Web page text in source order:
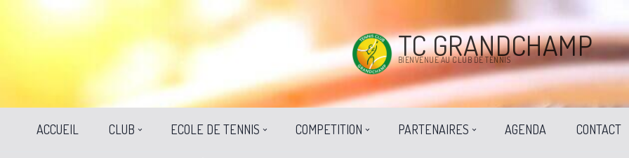
TC GRANDCHAMP
BIENVENUE AU CLUB DE TENNIS
ACCUEIL CLUB ECOLE DE TENNIS COMPETITION PARTENAIRES AGENDA CONTACT